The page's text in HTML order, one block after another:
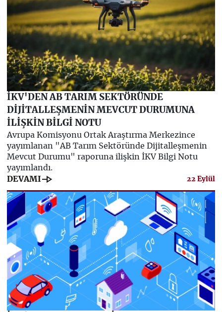
İKV'DEN AB TARIM SEKTÖRÜNDE
DİJİTALLEŞMENİN MEVCUT DURUMUNA
İLİŞKİN BİLGİ NOTU
Avrupa Komisyonu Ortak Araştırma Merkezince
yayımlanan "AB Tarım Sektöründe Dijitalleşmenin
Mevcut Durumu" raporuna ilişkin İKV Bilgi Notu
yayımlandı.
DEVAMI line_end_arrow 22 Eylül